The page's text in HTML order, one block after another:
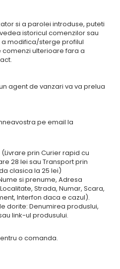
si a parolei introduse, puteti
istoricul comenzilor sau
modifica/sterge profilul
ulterioare fara a
agent de vanzari va va prelua
pe email la
prin Curier rapid cu
28 lei sau Transport prin
clasica la 25 lei)
si prenume, Adresa
Strada, Numar, Scara,
Interfon daca e cazul).
dorite: Denumirea produslui,
link-ul produsului.
o comanda.